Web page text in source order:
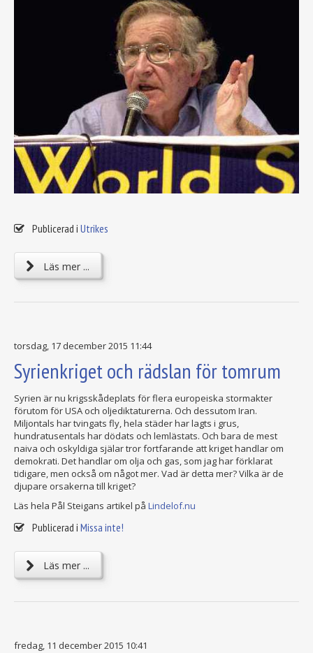
Publicerad i Utrikes
Läs mer ...
torsdag, 17 december 2015 11:44
Syrienkriget och rädslan för tomrum
Syrien är nu krigsskådeplats för flera europeiska stormakter
förutom för USA och oljediktaturerna. Och dessutom Iran.
Miljontals har tvingats fly, hela städer har lagts i grus,
hundratusentals har dödats och lemlästats. Och bara de mest
naiva och oskyldiga själar tror fortfarande att kriget handlar om
demokrati. Det handlar om olja och gas, som jag har förklarat
tidigare, men också om något mer. Vad är detta mer? Vilka är de
djupare orsakerna till kriget?
Läs hela Pål Steigans artikel på Lindelof.nu
Publicerad i Missa inte!
Läs mer ...
fredag, 11 december 2015 10:41